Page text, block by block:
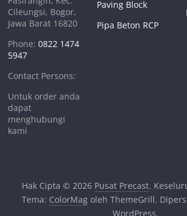
Cileungsi, Bogor,
Jawa Barat 16820
Phone:0822 1474
5947
Contact Persons:
Untuk order anda
dapat
menghubungi
kami
Paving Block
Pipa Beton RCP
Hak Cipta © 2026 Pusat Precast.
Tema: ColorMagoleh ThemeGrill.
WordPress.